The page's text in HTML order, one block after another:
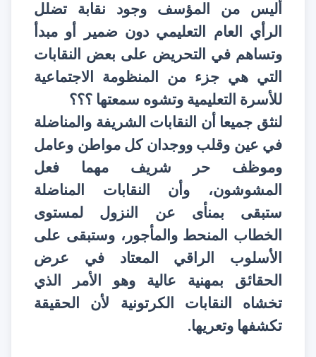
أليس من المؤسف وجود نقابة تضلل
الرأي العام التعليمي دون ضمير أو مبدأ
وتساهم في التحريض على بعض النقابات
التي هي جزء من المنظومة الاجتماعية
للأسرة التعليمية وتشوه سمعتها ؟؟؟
لنثق جميعا أن النقابات الشريفة والمناضلة
في عين وقلب ووجدان كل مواطن وعامل
وموظف حر شريف مهما فعل
المشوشون، وأن النقابات المناضلة
ستبقى بمنأى عن النزول لمستوى
الخطاب المنحط والمأجور، وستبقى على
الأسلوب الراقي المعتاد في عرض
الحقائق بمهنية عالية وهو الأمر الذي
تخشاه النقابات الكرتونية لأن الحقيقة
تكشفها وتعريها.